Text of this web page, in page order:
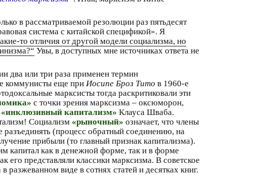
в рассматриваемой резолюции раз пятьдесят
система с китайской спецификой». Я
то отличия от другой модели социализма, но
Увы, в доступных мне источниках ответа не
два или три раза применен термин
коммунисты еще при Иосипе Броз Тито в 1960-е
марксисты тогда раскритиковали эти
с точки зрения марксизма – оксюморон,
«инклюзивный капитализм» Клауса Шваба.
Социализм «рыночный» означает, что члены
(процесс обратный соединению, на
прибыли (то главный признак капитализма).
капитал как в денежной форме, так и в форме
его представляли классики марксизма. В советское
виде в сотнях статей и десятках книг.